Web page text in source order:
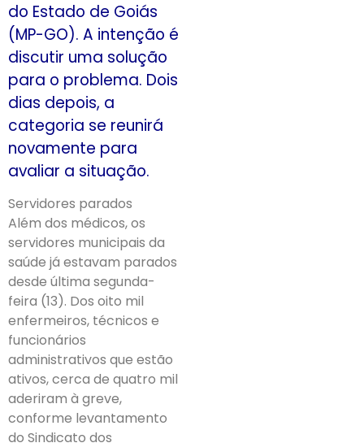
do Estado de Goiás
(MP-GO). A intenção é
discutir uma solução
para o problema. Dois
dias depois, a
categoria se reunirá
novamente para
avaliar a situação.
Servidores parados
Além dos médicos, os
servidores municipais da
saúde já estavam parados
desde última segunda-
feira (13). Dos oito mil
enfermeiros, técnicos e
funcionários
administrativos que estão
ativos, cerca de quatro mil
aderiram à greve,
conforme levantamento
do Sindicato dos